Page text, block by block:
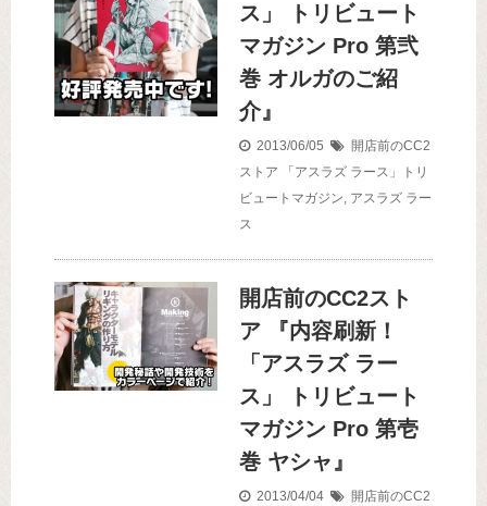
ス」 トリビュート
マガジン Pro 第弐
巻 オルガのご紹
介』
2013/06/05
開店前のCC2
ストア
「アスラズ ラース」トリ
ビュートマガジン, アスラズ ラー
ス
開店前のCC2スト
ア 『内容刷新！
「アスラズ ラー
ス」 トリビュート
マガジン Pro 第壱
巻 ヤシャ』
2013/04/04
開店前のCC2